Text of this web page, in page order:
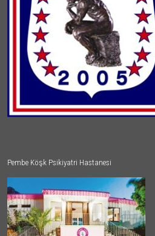
Pembe Köşk Psikiyatri Hastanesi